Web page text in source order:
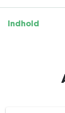
Indhold